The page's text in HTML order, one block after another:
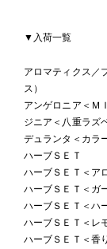
▼入荷一覧
アロマティクス／
ス）
アンゲロニア＜Ｍ
ジニア＜八重ラズ
デュランタ＜カラ
ハーブＳＥＴ
ハーブＳＥＴ＜ア
ハーブＳＥＴ＜ガ
ハーブＳＥＴ＜ハ
ハーブＳＥＴ＜レ
ハーブＳＥＴ＜香